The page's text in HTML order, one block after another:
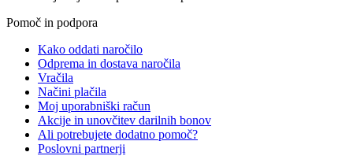
Pomoč in podpora
Kako oddati naročilo
Odprema in dostava naročila
Vračila
Načini plačila
Moj uporabniški račun
Akcije in unovčitev darilnih bonov
Ali potrebujete dodatno pomoč?
Poslovni partnerji